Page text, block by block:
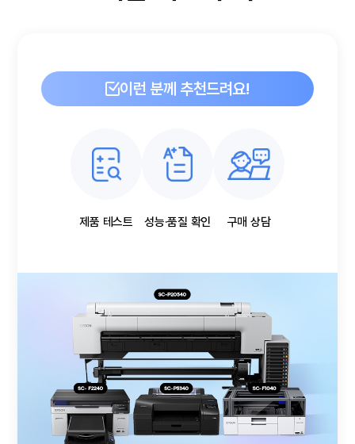
이런 분께 추천드려요!
제품 테스트 성능·품질 확인 구매 상담